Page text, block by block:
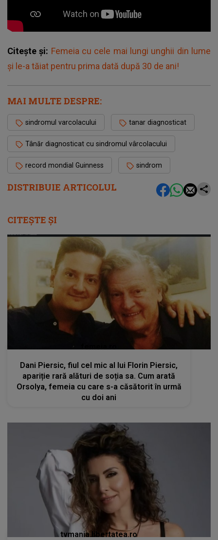
DISTRIBUIE ARTICOLUL
Citește și: Femeia cu cele mai lungi unghii din lume
și le-a tăiat pentru prima dată după 30 de ani!
MAI MULTE DESPRE:
sindromul varcolacului tanar diagnosticat
Tânăr diagnosticat cu sindromul vârcolacului
record mondial Guinness sindrom
CITEȘTE ȘI
Dani Piersic, fiul cel mic al lui Florin Piersic,
apariție rară alături de soția sa. Cum arată
Orsolya, femeia cu care s-a căsătorit în urmă
cu doi ani
tvmania.libertatea.ro